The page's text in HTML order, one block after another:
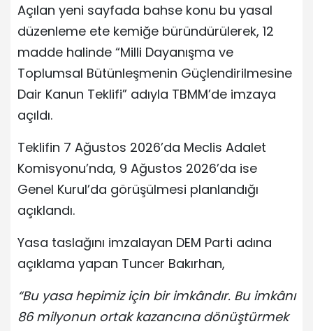
Açılan yeni sayfada bahse konu bu yasal
düzenleme ete kemiğe büründürülerek, 12
madde halinde “Milli Dayanışma ve
Toplumsal Bütünleşmenin Güçlendirilmesine
Dair Kanun Teklifi” adıyla TBMM’de imzaya
açıldı.
Teklifin 7 Ağustos 2026’da Meclis Adalet
Komisyonu’nda, 9 Ağustos 2026’da ise
Genel Kurul’da görüşülmesi planlandığı
açıklandı.
Yasa taslağını imzalayan DEM Parti adına
açıklama yapan Tuncer Bakırhan,
“Bu yasa hepimiz için bir imkândır. Bu imkânı
86 milyonun ortak kazancına dönüştürmek